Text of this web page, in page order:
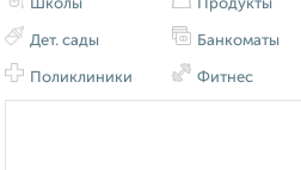
Школы
Дет. сады
Поликлиники
Продукты
Банкоматы
Фитнес